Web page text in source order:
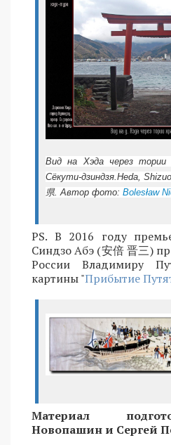
Вид на Хэда через тории
Сёкути-дзиндзя.Heda,
県. Автор фото: Bolesław
PS. В 2016 году
Синдзо Абэ (安倍 晋三)
России Владимиру
картины "Прибытие
Материал
Новопашин и Сергей